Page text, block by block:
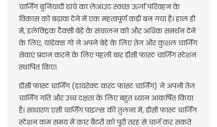
चार्जिंग बुनियादी ढांचे का लेआउट स्वच्छ ऊर्जा परिवहन के
विकास को बढ़ावा देने में एक महत्वपूर्ण कड़ी बन गया है। हाल ही
में, इलेक्ट्रिक टैक्सी बेड़े के संचालन को और अधिक समर्थन देने
के लिए, यांडेक्स गो ने अपने बेड़े के लिए तेज और कुशल चार्जिंग
सेवाएं प्रदान करने के लिए पहली बार डीसी फास्ट चार्जिंग स्टेशन
स्थापित किए।
डीसी फास्ट चार्जिंग (डायरेक्ट करंट फास्ट चार्जिंग) ने अपनी तेज
चार्जिंग गति और उच्च दक्षता के लिए बहुत ध्यान आकर्षित किया
है। साधारण एसी चार्जिंग पाइल्स की तुलना में, डीसी फास्ट चार्जिंग
स्टेशन कम समय में कार बैटरी को पूरी तरह से चार्ज कर सकते